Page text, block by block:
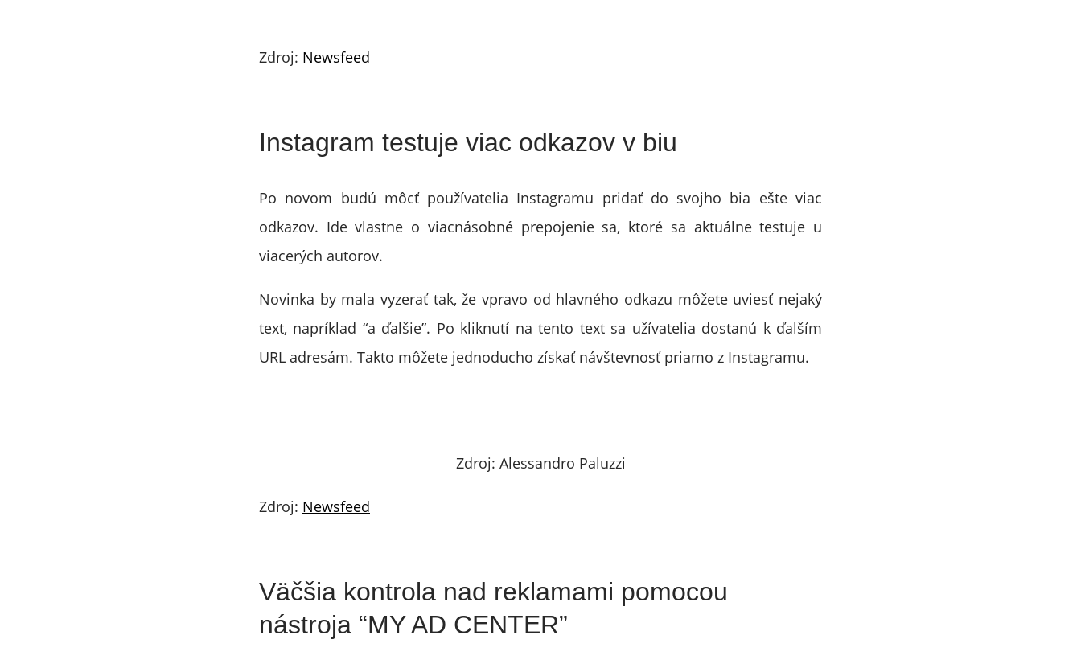
Zdroj: Newsfeed
Instagram testuje viac odkazov v biu
Po novom budú môcť používatelia Instagramu pridať do svojho bia ešte viac
odkazov. Ide vlastne o viacnásobné prepojenie sa, ktoré sa aktuálne testuje u
viacerých autorov.
Novinka by mala vyzerať tak, že vpravo od hlavného odkazu môžete uviesť nejaký
text, napríklad “a ďalšie”. Po kliknutí na tento text sa užívatelia dostanú k ďalším
URL adresám. Takto môžete jednoducho získať návštevnosť priamo z Instagramu.
Zdroj: Alessandro Paluzzi
Zdroj: Newsfeed
Väčšia kontrola nad reklamami pomocou
nástroja “MY AD CENTER”